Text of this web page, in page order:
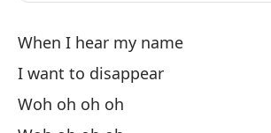
When I hear my name
I want to disappear
Woh oh oh oh